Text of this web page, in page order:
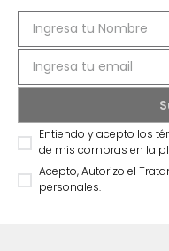
Entiendo y acepto los
de mis compras en la
Acepto, Autorizo el
personales.